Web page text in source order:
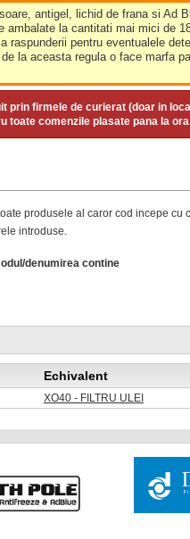
antigel, lichid de frana si Ad
ambalate la cantitati mai mici de
pentru eventualele
la aceasta regula o face marfa
prin firmele de curierat (doar in
toate comenzile plasate pana la ora
produsele al caror cod incepe cu
introduse.
denumirea contine
Echivalent
XO40 - FILTRU ULEI